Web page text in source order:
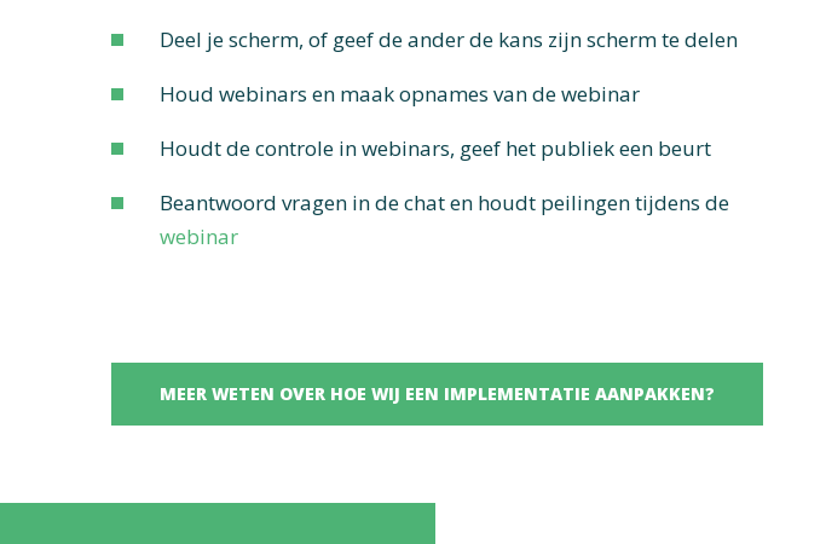
Deel je scherm, of geef de ander de kans zijn scherm te delen
Houd webinars en maak opnames van de webinar
Houdt de controle in webinars, geef het publiek een beurt
Beantwoord vragen in de chat en houdt peilingen tijdens de
webinar
MEER WETEN OVER HOE WIJ EEN IMPLEMENTATIE AANPAKKEN?